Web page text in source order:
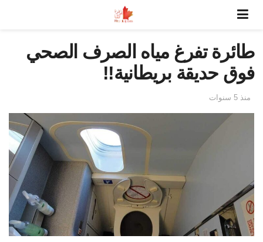
طائرة تفرغ مياه الصرف الصحي
فوق حديقة بريطانية!!
منذ 5 سنوات